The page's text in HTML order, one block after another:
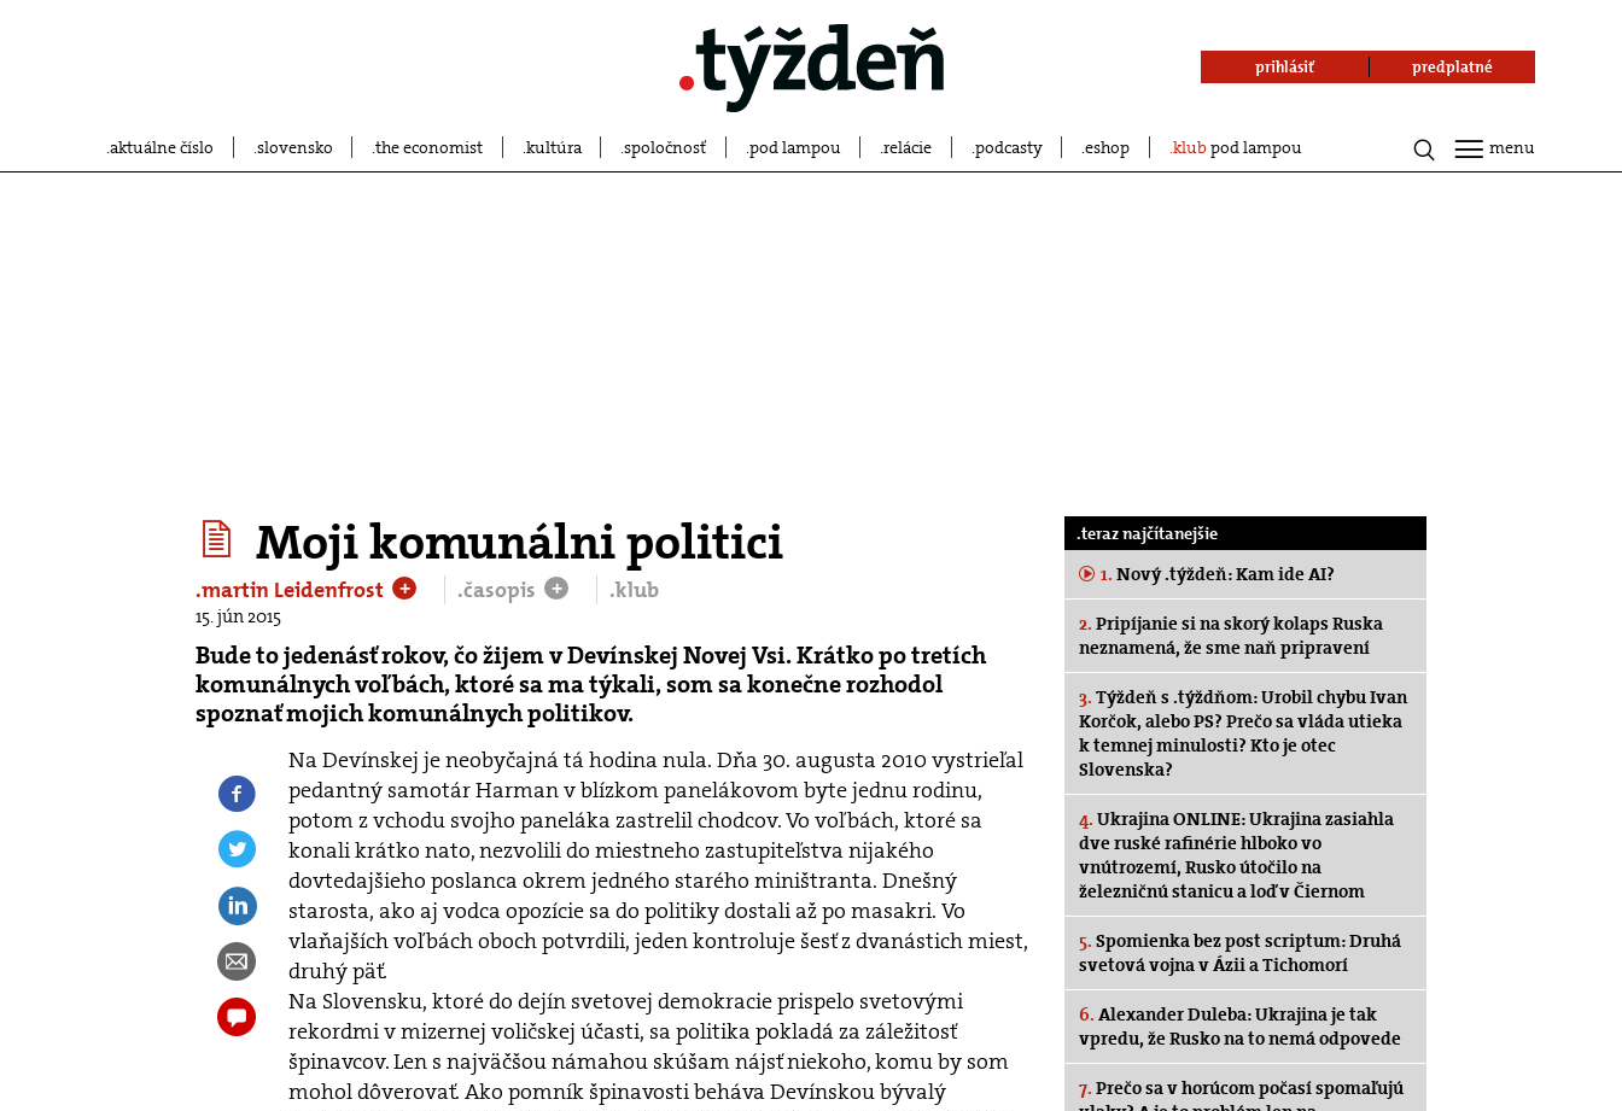
aktuálne číslo slovensko the economist kultúra spoločnosť pod lampou relácie podcasty eshop klubpod lampou
prihlásiť predplatné
menu
Moji komunálni politici
.martin Leidenfrost + .časopis + .klub
15. jún 2015
Bude to jedenásť rokov, čo žijem v Devínskej Novej Vsi. Krátko po tretích
komunálnych voľbách, ktoré sa ma týkali, som sa konečne rozhodol
spoznať mojich komunálnych politikov.
Na Devínskej je neobyčajná tá hodina nula. Dňa 30. augusta 2010 vystrieľal
pedantný samotár Harman v blízkom panelákovom byte jednu rodinu,
potom z vchodu svojho paneláka zastrelil chodcov. Vo voľbách, ktoré sa
konali krátko nato, nezvolili do miestneho zastupiteľstva nijakého
dovtedajšieho poslanca okrem jedného starého miništranta. Dnešný
starosta, ako aj vodca opozície sa do politiky dostali až po masakri. Vo
vlaňajších voľbách oboch potvrdili, jeden kontroluje šesť z dvanástich miest,
druhý päť.
Na Slovensku, ktoré do dejín svetovej demokracie prispelo svetovými
rekordmi v mizernej voličskej účasti, sa politika pokladá za záležitosť
špinavcov. Len s najväčšou námahou skúšam nájsť niekoho, komu by som
mohol dôverovať. Ako pomník špinavosti beháva Devínskou bývalý
.teraz najčítanejšie
1. Nový .týždeň: Kam ide AI?
2. Pripíjanie si na skorý kolaps Ruska
neznamená, že sme naň pripravení
3. Týždeň s .týždňom: Urobil chybu Ivan
Korčok, alebo PS? Prečo sa vláda utieka
k temnej minulosti? Kto je otec
Slovenska?
4. Ukrajina ONLINE: Ukrajina zasiahla
dve ruské rafinérie hlboko vo
vnútrozemí, Rusko útočilo na
železničnú stanicu a loď v Čiernom
5. Spomienka bez post scriptum: Druhá
svetová vojna v Ázii a Tichomorí
6. Alexander Duleba: Ukrajina je tak
vpredu, že Rusko na to nemá odpovede
7. Prečo sa v horúcom počasí spomaľujú